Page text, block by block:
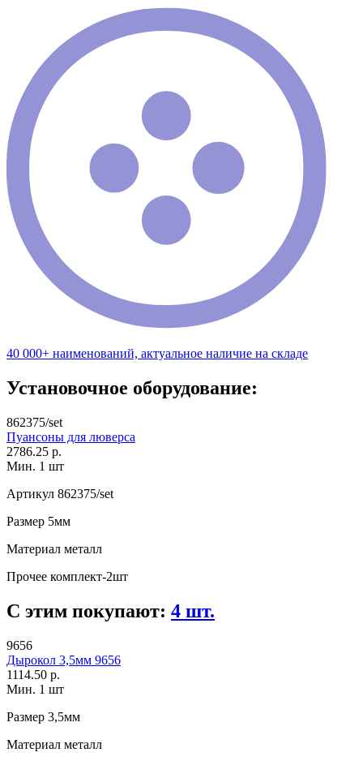
40 000+ наименований, актуальное наличие на складе
Установочное оборудование:
862375/set
Пуансоны для люверса
2786.25 р.
Мин. 1 шт
Артикул 862375/set
Размер 5мм
Материал металл
Прочее комплект-2шт
С этим покупают: 4 шт.
9656
Дырокол 3,5мм 9656
1114.50 р.
Мин. 1 шт
Размер 3,5мм
Материал металл